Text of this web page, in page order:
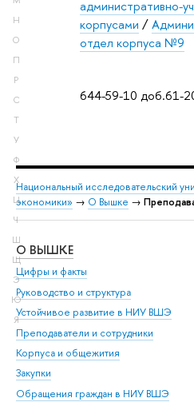
Н
О
П
Р
С
Т
У
Ф
Х
Ц
Ч
Ш
Щ
Э
Ю
Я
644-59-10 доб.61-
административно-
корпусами /
отдел корпуса №9
Национальный исследовательский
экономики» → О Вышке →
О ВЫШКЕ
Цифры и факты
Руководство и структура
Устойчивое развитие в НИУ ВШЭ
Преподаватели и сотрудники
Корпуса и общежития
Закупки
Обращения граждан в НИУ ВШЭ